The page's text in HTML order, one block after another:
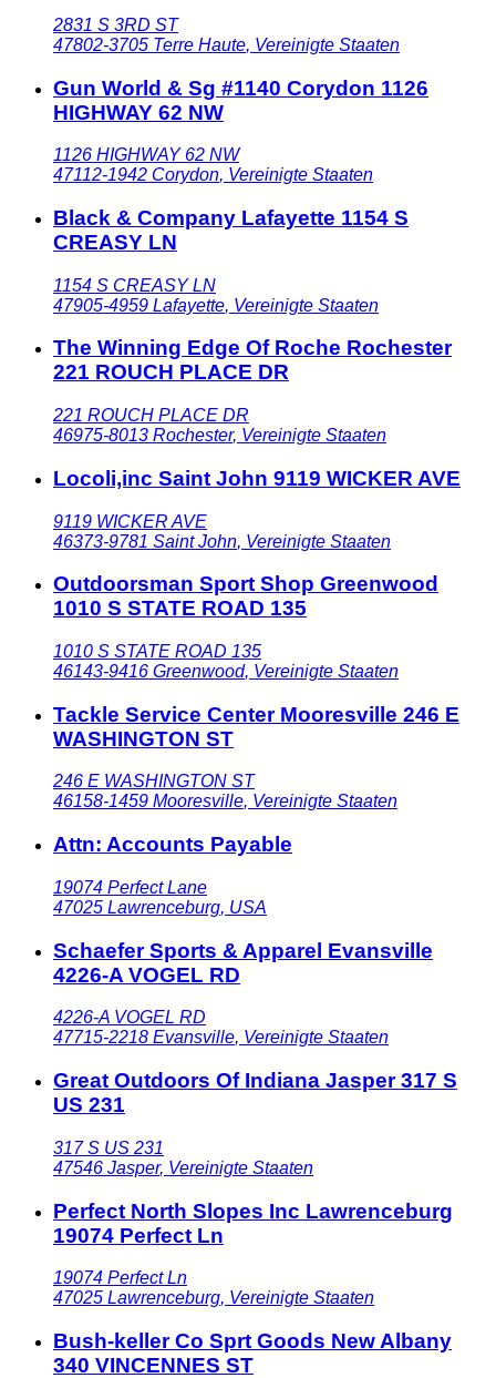
2831 S 3RD ST
47802-3705 Terre Haute, Vereinigte Staaten
Gun World & Sg #1140 Corydon 1126
HIGHWAY 62 NW
1126 HIGHWAY 62 NW
47112-1942 Corydon, Vereinigte Staaten
Black & Company Lafayette 1154 S
CREASY LN
1154 S CREASY LN
47905-4959 Lafayette, Vereinigte Staaten
The Winning Edge Of Roche Rochester
221 ROUCH PLACE DR
221 ROUCH PLACE DR
46975-8013 Rochester, Vereinigte Staaten
Locoli,inc Saint John 9119 WICKER AVE
9119 WICKER AVE
46373-9781 Saint John, Vereinigte Staaten
Outdoorsman Sport Shop Greenwood
1010 S STATE ROAD 135
1010 S STATE ROAD 135
46143-9416 Greenwood, Vereinigte Staaten
Tackle Service Center Mooresville 246 E
WASHINGTON ST
246 E WASHINGTON ST
46158-1459 Mooresville, Vereinigte Staaten
Attn: Accounts Payable
19074 Perfect Lane
47025 Lawrenceburg, USA
Schaefer Sports & Apparel Evansville
4226-A VOGEL RD
4226-A VOGEL RD
47715-2218 Evansville, Vereinigte Staaten
Great Outdoors Of Indiana Jasper 317 S
US 231
317 S US 231
47546 Jasper, Vereinigte Staaten
Perfect North Slopes Inc Lawrenceburg
19074 Perfect Ln
19074 Perfect Ln
47025 Lawrenceburg, Vereinigte Staaten
Bush-keller Co Sprt Goods New Albany
340 VINCENNES ST